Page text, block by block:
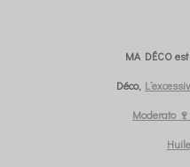
MA DÉCO
Déco,
Moderato